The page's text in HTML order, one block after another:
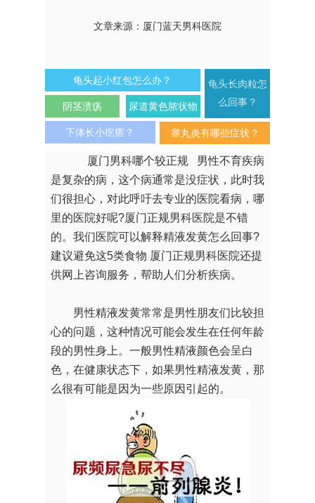
文章来源：厦门蓝天男科医院
龟头起小红包怎么办？
阴茎溃疡 尿道黄色脓状物
龟头长肉粒怎
么回事？
下体长小疙瘩？ 睾丸炎有哪些症状？
厦门男科哪个较正规 男性不育疾病
是复杂的病，这个病通常是没症状，此时我
们很担心，对此呼吁去专业的医院看病，哪
里的医院好呢?厦门正规男科医院是不错
的。我们医院可以解释精液发黄怎么回事?
建议避免这5类食物 厦门正规男科医院还提
供网上咨询服务，帮助人们分析疾病。
男性精液发黄常常是男性朋友们比较担
心的问题，这种情况可能会发生在任何年龄
段的男性身上。一般男性精液颜色会呈白
色，在健康状态下，如果男性精液发黄，那
么很有可能是因为一些原因引起的。